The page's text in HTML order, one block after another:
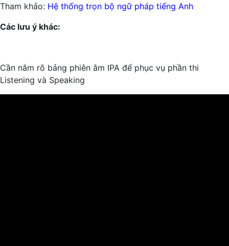
Tham khảo: Hệ thống trọn bộ ngữ pháp tiếng Anh
Các lưu ý khác:
Cần nắm rõ bảng phiên âm IPA để phục vụ phần thi
Listening và Speaking